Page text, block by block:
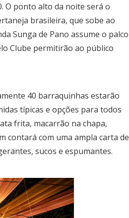
O ponto alto da noite será o
brasileira, que sobe ao
Sunga de Pano assume o palco
Clube permitirão ao público
40 barraquinhas estarão
típicas e opções para todos
frita, macarrão na chapa,
contará com uma ampla carta de
sucos e espumantes.